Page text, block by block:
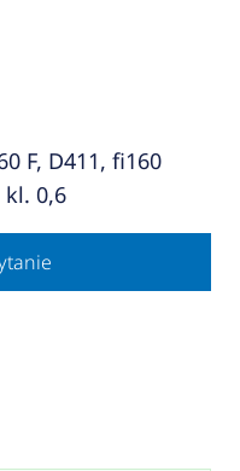
F, D411, fi160
kl. 0,6